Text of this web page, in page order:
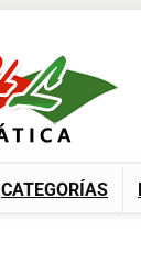
CATEGORÍAS